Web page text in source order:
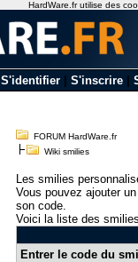
S'identifier| S'inscrire|
FORUM HardWare.fr
Wiki smilies
Les smilies
Vous pouvez ajouter
son code.
Voici la liste des
Entrer le code du
HardWare.fr utilise des